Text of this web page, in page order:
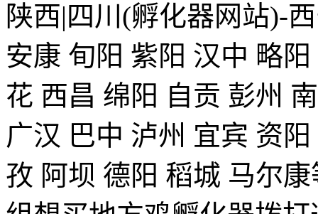
陕西|四川(孵化器网站)-
安康 旬阳 紫阳 汉中 略
花 西昌 绵阳 自贡 彭州
广汉 巴中 泸州 宜宾 资
孜 阿坝 德阳 稻城 马尔